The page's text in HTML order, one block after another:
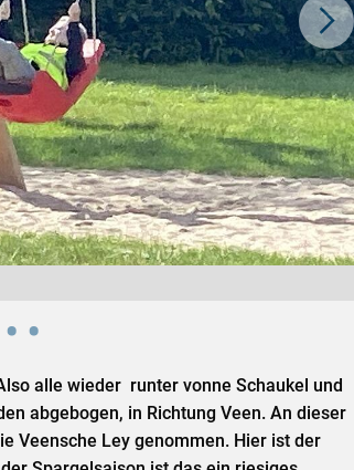
alle wieder runter vonne Schaukel und
abgebogen, in Richtung Veen. An dieser
Veensche Ley genommen. Hier ist der